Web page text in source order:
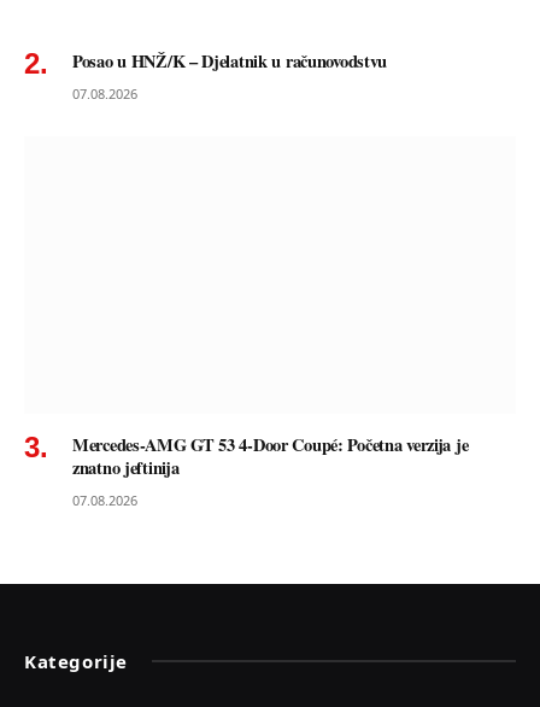
Posao u HNŽ/K – Djelatnik u računovodstvu
07.08.2026
Mercedes-AMG GT 53 4-Door Coupé: Početna verzija je
znatno jeftinija
07.08.2026
Kategorije